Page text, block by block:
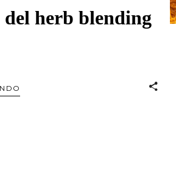
herb blending